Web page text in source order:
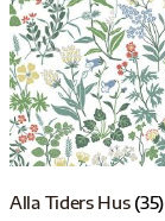
Alla Tiders Hus (35)